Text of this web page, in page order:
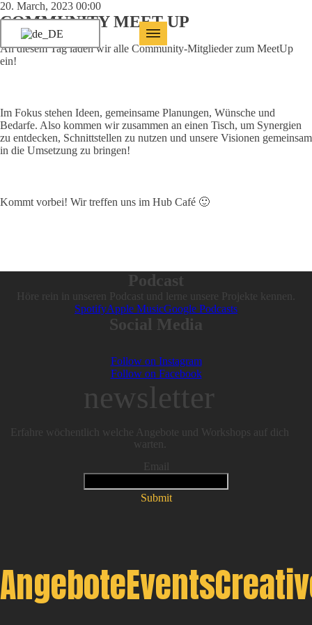
20. March, 2023 00:00
COMMUNITY MEET UP
An diesem Tag laden wir alle Community-Mitglieder zum MeetUp
ein!
Im Fokus stehen Ideen, gemeinsame Planungen, Wünsche und
Bedarfe. Also kommen wir zusammen an einen Tisch, um Synergien
zu entdecken, Schnittstellen zu nutzen und unsere Visionen gemeinsam
in die Umsetzung zu bringen!
Kommt vorbei! Wir treffen uns im Hub Café 🙂
Podcast
Höre rein in unseren Podcast und lerne unsere Projekte kennen.
SpotifyApple MusicGoogle Podcasts
Social Media
Follow on Instagram
Follow on Facebook
newsletter
Erfahre wöchentlich welche Angebote und Workshops auf dich
warten.
Email
Submit
AngeboteEvents